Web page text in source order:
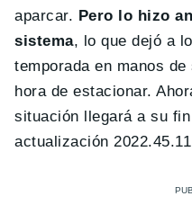
aparcar. Pero lo hizo
sistema, lo que dejó a
temporada en manos
hora de estacionar.
situación llegará a su
actualización